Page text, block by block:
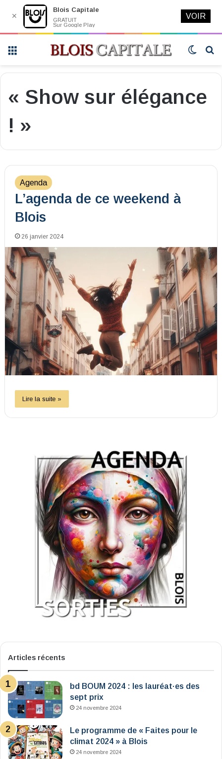
Switch
« Show sur élégance
! »
Agenda
L’agenda de ce weekend à
Blois
26 janvier 2024
Lire la suite »
Articles récents
bd BOUM 2024 : les lauréat·es des
sept prix
24 novembre 2024
Le programme de « Faites pour le
climat 2024 » à Blois
24 novembre 2024
✕
Blois Capitale
GRATUIT
Sur Google Play
VOIR